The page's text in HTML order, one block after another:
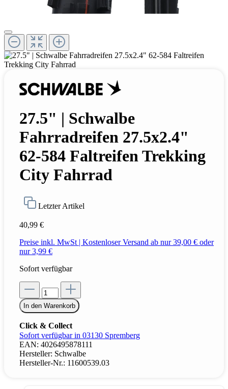
27.5" | Schwalbe
Fahrradreifen 27.5x2.4"
62-584 Faltreifen Trekking
City Fahrrad
Letzter Artikel
40,99 €
Preise inkl. MwSt | Kostenloser Versand ab nur 39,00 € oder
nur 3,99 €
Sofort verfügbar
In den Warenkorb
Click & Collect
Sofort verfügbar in 03130 Spremberg
EAN: 4026495878111
Hersteller: Schwalbe
Hersteller-Nr.: 11600539.03